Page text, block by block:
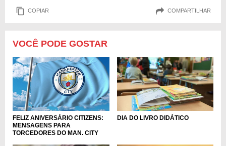
COPIAR COMPARTILHAR
VOCÊ PODE GOSTAR
FELIZ ANIVERSÁRIO CITIZENS:
MENSAGENS PARA
TORCEDORES DO MAN. CITY
DIA DO LIVRO DIDÁTICO